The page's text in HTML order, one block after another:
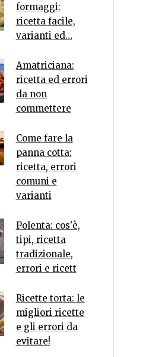
formaggi:
ricetta facile,
varianti ed…
Amatriciana:
ricetta ed errori
da non
commettere
Come fare la
panna cotta:
ricetta, errori
comuni e
varianti
Polenta: cos'è,
tipi, ricetta
tradizionale,
errori e ricett
Ricette torta: le
migliori ricette
e gli errori da
evitare!